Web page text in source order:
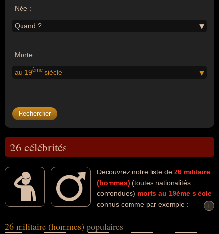
Née :
Quand ?
Morte :
au 19ème siècle
26 célébrités
Découvrez notre liste de 26 militaire
(hommes) (toutes nationalités
confondues) morts au 19ème siècle
connus comme par exemple :
de Mac Mahon, Pascal Paoli, Charles-François Dumouriez, Claude
+
+
26 militaire (hommes) populaires